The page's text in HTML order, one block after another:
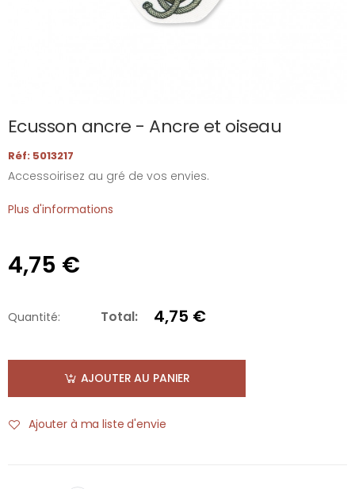
Ecusson ancre - Ancre et oiseau
Réf: 5013217
Accessoirisez au gré de vos envies.
Plus d'informations
4,75 €
Quantité: Total: 4,75 €
AJOUTER AU PANIER
Ajouter à ma liste d'envie